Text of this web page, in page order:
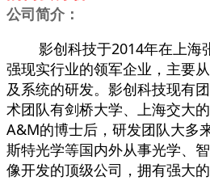
公司简介：
影创科技于2014年在上海
强现实行业的领军企业，主要
及系统的研发。影创科技现有
术团队有剑桥大学、上海交大
A&M的博士后，研发团队大多
斯特光学等国内外从事光学、
像开发的顶级公司，拥有强大的